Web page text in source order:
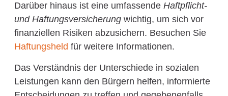
Darüber hinaus ist eine umfassende Haftpflicht-
und Haftungsversicherungwichtig, um sich vor
finanziellen Risiken abzusichern. Besuchen Sie
Haftungsheld für weitere Informationen.
Das Verständnis der Unterschiede in sozialen
Leistungen kann den Bürgern helfen, informierte